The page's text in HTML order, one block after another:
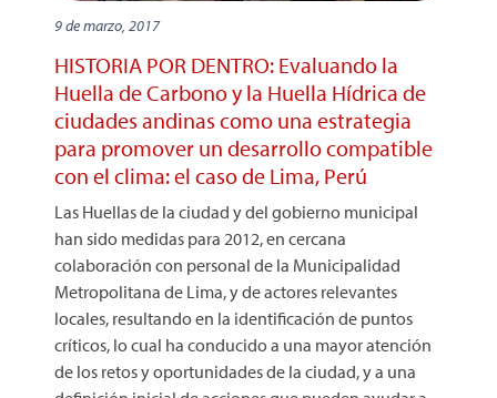
9 de marzo, 2017
HISTORIA POR DENTRO: Evaluando la
Huella de Carbono y la Huella Hídrica de
ciudades andinas como una estrategia
para promover un desarrollo compatible
con el clima: el caso de Lima, Perú
Las Huellas de la ciudad y del gobierno municipal
han sido medidas para 2012, en cercana
colaboración con personal de la Municipalidad
Metropolitana de Lima, y de actores relevantes
locales, resultando en la identificación de puntos
críticos, lo cual ha conducido a una mayor atención
de los retos y oportunidades de la ciudad, y a una